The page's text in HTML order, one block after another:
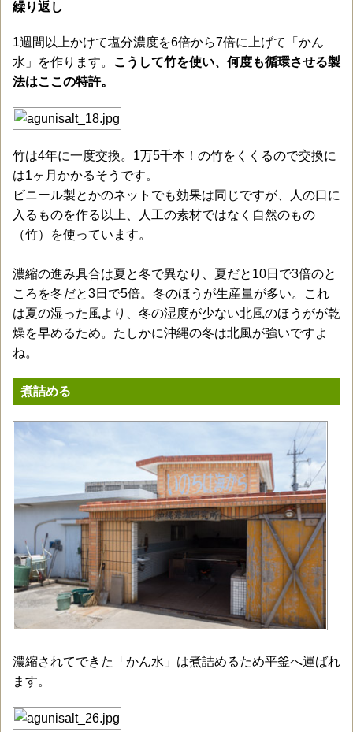
繰り返し
1週間以上かけて塩分濃度を6倍から7倍に上げて「かん
水」を作ります。 こうして竹を使い、何度も循環させる製
法はここの特許。
竹は4年に一度交換。1万5千本！の竹をくくるので交換に
は1ヶ月かかるそうです。
ビニール製とかのネットでも効果は同じですが、人の口に
入るものを作る以上、人工の素材ではなく自然のもの
（竹）を使っています。
濃縮の進み具合は夏と冬で異なり、夏だと10日で3倍のと
ころを冬だと3日で5倍。冬のほうが生産量が多い。これ
は夏の湿った風より、冬の湿度が少ない北風のほうがが乾
燥を早めるため。たしかに沖縄の冬は北風が強いですよ
ね。
煮詰める
濃縮されてできた「かん水」は煮詰めるため平釜へ運ばれ
ます。